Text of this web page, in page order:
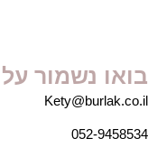
בואו נשמור
Kety@burlak.co.il
052-9458534